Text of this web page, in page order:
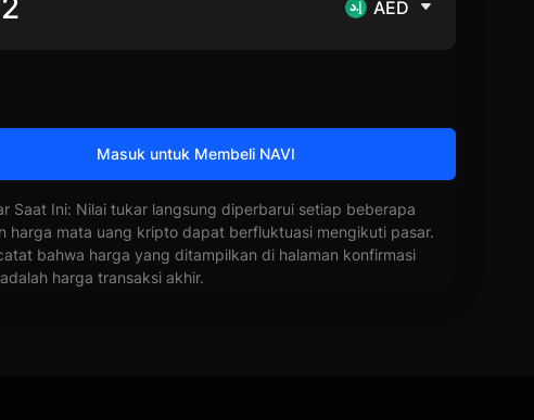
AED
Masuk untuk Membeli NAVI
Saat Ini: Nilai tukar langsung diperbarui setiap beberapa
harga mata uang kripto dapat berfluktuasi mengikuti pasar.
bahwa harga yang ditampilkan di halaman konfirmasi
harga transaksi akhir.